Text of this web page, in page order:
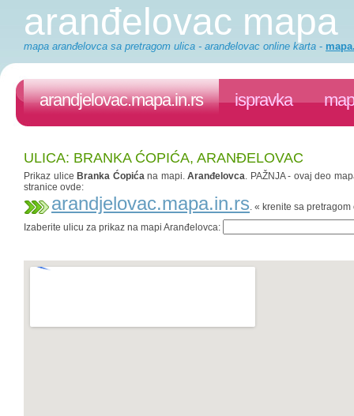
aranđelovac mapa
mapa aranđelovca sa pretragom ulica - aranđelovac online karta -
arandjelovac.mapa.in.rs ispravka
ULICA: BRANKA ĆOPIĆA, ARANĐELOVAC
Prikaz ulice Branka Ćopićana mapi.Aranđelovca. PAŽNJA - ovaj deo
stranice ovde:
arandjelovac.mapa.in.rs. « krenite sa pretragom
Izaberite ulicu za prikaz na mapi Aranđelovca: